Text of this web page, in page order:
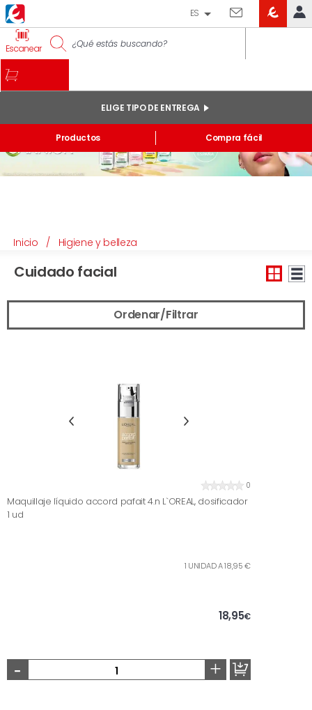
IDENTIFÍCATE
Pedidos online
Mis productos comprados en tienda y online
ES
Escanear
Productos
ELIGE TIPO DE ENTREGA
Compra fácil
Inicio / Higiene y belleza
Cuidado facial
Ordenar/Filtrar
0
Maquillaje líquido accord pafait 4.n L`OREAL, dosificador
1 ud
1 UNIDAD A 18,95 €
18,95€
- +